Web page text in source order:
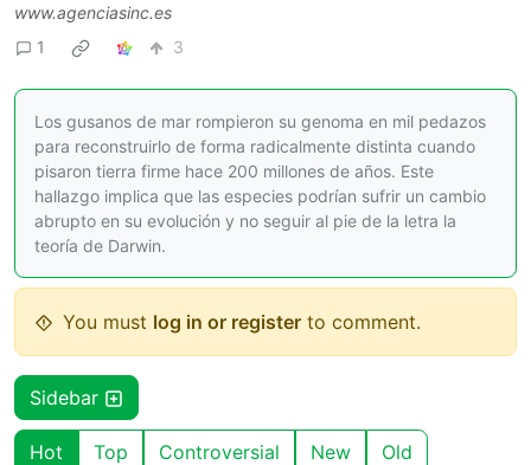
www.agenciasinc.es
1
3
Los gusanos de mar rompieron su genoma en mil pedazos
para reconstruirlo de forma radicalmente distinta cuando
pisaron tierra firme hace 200 millones de años. Este
hallazgo implica que las especies podrían sufrir un cambio
abrupto en su evolución y no seguir al pie de la letra la
teoría de Darwin.
You must log in or register to comment.
Sidebar
Hot Top Controversial New Old